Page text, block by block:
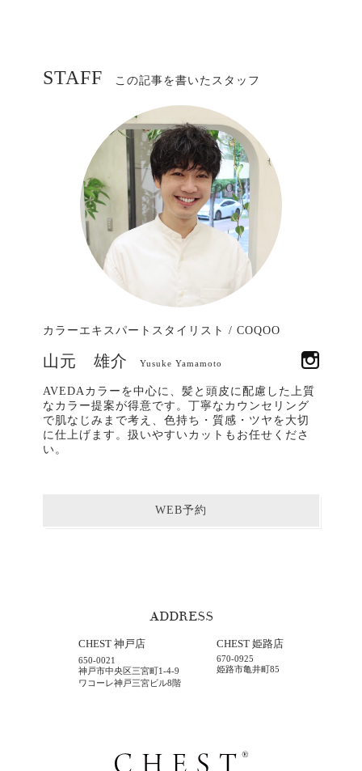
STAFF この記事を書いたスタッフ
カラーエキスパートスタイリスト / COQOO
山元 雄介 Yusuke Yamamoto
AVEDAカラーを中心に、髪と頭皮に配慮した上質
なカラー提案が得意です。丁寧なカウンセリング
で肌なじみまで考え、色持ち・質感・ツヤを大切
に仕上げます。扱いやすいカットもお任せくださ
い。
WEB予約
ADDRESS
CHEST 神戸店
650-0021
神戸市中央区三宮町1-4-9
ワコーレ神戸三宮ビル8階
CHEST 姫路店
670-0925
姫路市亀井町85